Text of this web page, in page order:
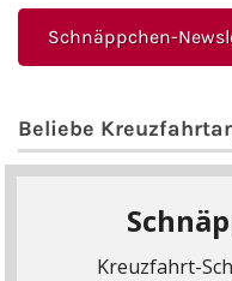
Schnäppchen-
Beliebe
Mein Schiff Angebote